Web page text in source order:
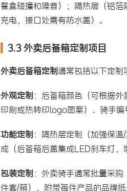
餐盒碰撞和噪音）；隔热层（铝
充电，接口处需有防水盖）。
3.3 外卖后备箱定制项目
外卖后备箱定制通常包括以下定制
外观定制 ：后备箱颜色（可根据
印刷或热转印logo图案）、骑手编
功能定制 ：隔热层定制（加强保
成（后备箱后盖集成LED刹车灯，
包装定制 ：外卖骑手通常批量采
件套/箱），附带每件产品的品牌纸